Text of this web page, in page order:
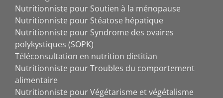
Nutritionniste pour Soutien à la ménopause
Nutritionniste pour Stéatose hépatique
Nutritionniste pour Syndrome des ovaires
polykystiques (SOPK)
Téléconsultation en nutrition dietitian
Nutritionniste pour Troubles du comportement
alimentaire
Nutritionniste pour Végétarisme et végétalisme